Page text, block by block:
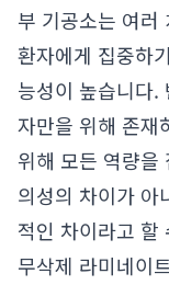
부 기공소는 여러
환자에게 집중하
능성이 높습니다.
자만을 위해 존재
위해 모든 역량을
의성의 차이가 아
적인 차이라고 할
무삭제 라미네이